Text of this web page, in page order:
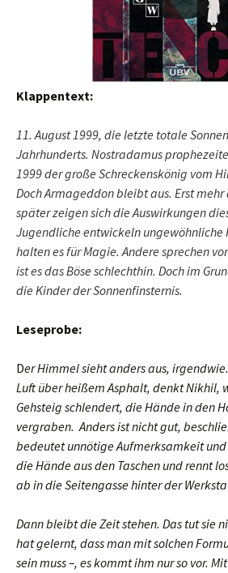
Klappentext:
11. August 1999, die letzte totale
Jahrhunderts. Nostradamus
1999 der große Schreckenskönig vom
Doch Armageddon bleibt aus. Erst
später zeigen sich die Auswirkungen
Jugendliche entwickeln ungewöhnliche
halten es für Magie. Andere sprechen
ist es das Böse schlechthin. Doch im
die Kinder der Sonnenfinsternis.
Leseprobe:
Der Himmel sieht anders aus,
Luft über heißem Asphalt, denkt Nikhil,
Gehsteig schlendert, die Hände in den
vergraben. Anders ist nicht gut,
bedeutet unnötige Aufmerksamkeit
die Hände aus den Taschen und rennt
ab in die Seitengasse hinter der
Dann bleibt die Zeit stehen. Das tut sie
hat gelernt, dass man mit solchen
sein muss –, es kommt ihm nur so vor.